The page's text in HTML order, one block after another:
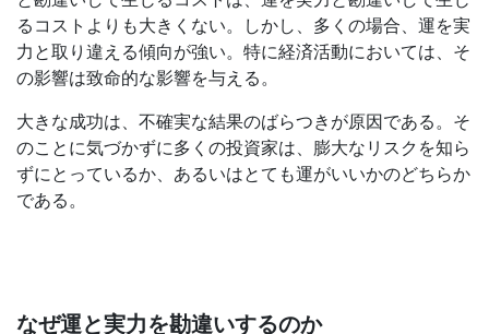
るコストよりも大きくない。しかし、多くの場合、運を実
力と取り違える傾向が強い。特に経済活動においては、そ
の影響は致命的な影響を与える。
大きな成功は、不確実な結果のばらつきが原因である。そ
のことに気づかずに多くの投資家は、膨大なリスクを知ら
ずにとっているか、あるいはとても運がいいかのどちらか
である。
なぜ運と実力を勘違いするのか